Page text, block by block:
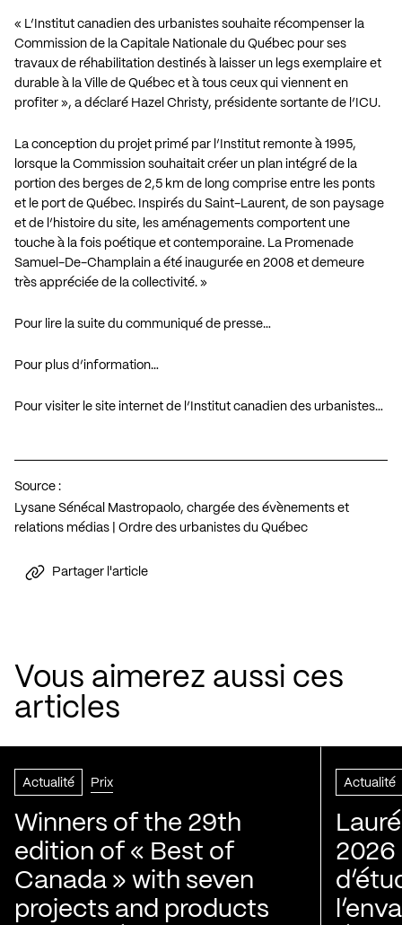
« L’Institut canadien des urbanistes souhaite récompenser la
Commission de la Capitale Nationale du Québec pour ses
travaux de réhabilitation destinés à laisser un legs exemplaire et
durable à la Ville de Québec et à tous ceux qui viennent en
profiter », a déclaré Hazel Christy, présidente sortante de l’ICU.
La conception du projet primé par l’Institut remonte à 1995,
lorsque la Commission souhaitait créer un plan intégré de la
portion des berges de 2,5 km de long comprise entre les ponts
et le port de Québec. Inspirés du Saint-Laurent, de son paysage
et de l’histoire du site, les aménagements comportent une
touche à la fois poétique et contemporaine. La Promenade
Samuel-De-Champlain a été inaugurée en 2008 et demeure
très appréciée de la collectivité. »
Pour lire la suite du communiqué de presse…
Pour plus d’information…
Pour visiter le site internet de l’Institut canadien des urbanistes…
Source :
Lysane Sénécal Mastropaolo, chargée des évènements et
relations médias | Ordre des urbanistes du Québec
Partager l'article
Vous aimerez aussi ces
articles
Actualité Prix
Winners of the 29th
edition of « Best of
Canada » with seven
projects and products
Actualité
2026